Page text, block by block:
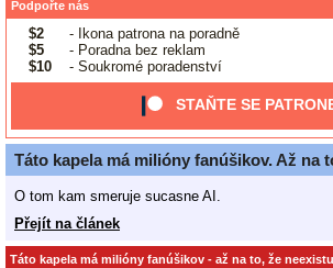
Podpořte nás
$2
- Ikona patrona na poradně
$5
- Poradna bez reklam
$10
- Soukromé poradenství
STAŇTE SE
Táto kapela má milióny fanúšikov. Až na
O tom kam smeruje sucasne AI.
Přejít na článek
Táto kapela má milióny fanúšikov - až na to, že